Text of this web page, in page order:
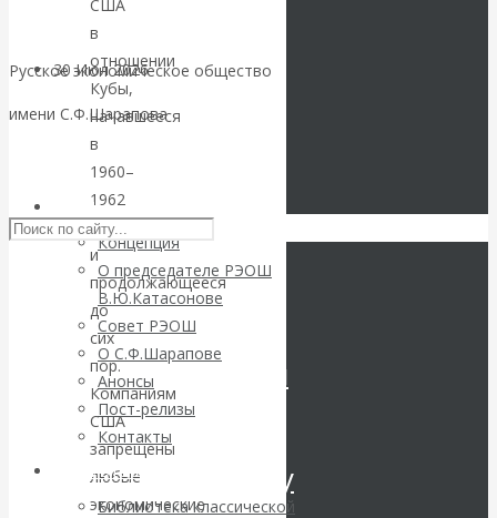
Русское экономическое общество
имени С.Ф.Шарапова
Skip to content
РЭОШ
Концепция
О председателе РЭОШ
В.Ю.Катасонове
Совет РЭОШ
О С.Ф.Шарапове
Анонсы
Пост-релизы
Контакты
Библиотека
Библиотека классической
30 Июл 2026Цифровая
экономика
Валентин
Катасонов.
Искусственный
интеллект —
революционный
переход к
посткапитализму
США
в
отношении
Кубы,
начавшееся
в
1960–
1962
годах
и
продолжающееся
до
сих
пор.
Компаниям
США
запрещены
любые
экономические